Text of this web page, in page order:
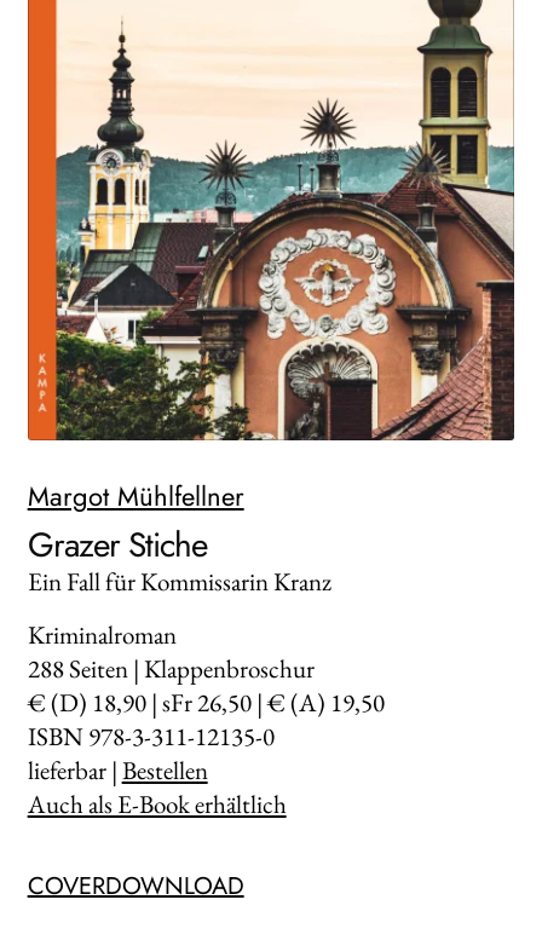
WEITERE VERLAGE
Search:
Margot Mühlfellner
Grazer Stiche
Ein Fall für Kommissarin Kranz
Kriminalroman
288Seiten | Klappenbroschur
€ (D) 18,90 | sFr 26,50 | € (A) 19,50
ISBN 978-3-311-12135-0
lieferbar |Bestellen
Auch als E-Book erhältlich
COVERDOWNLOAD